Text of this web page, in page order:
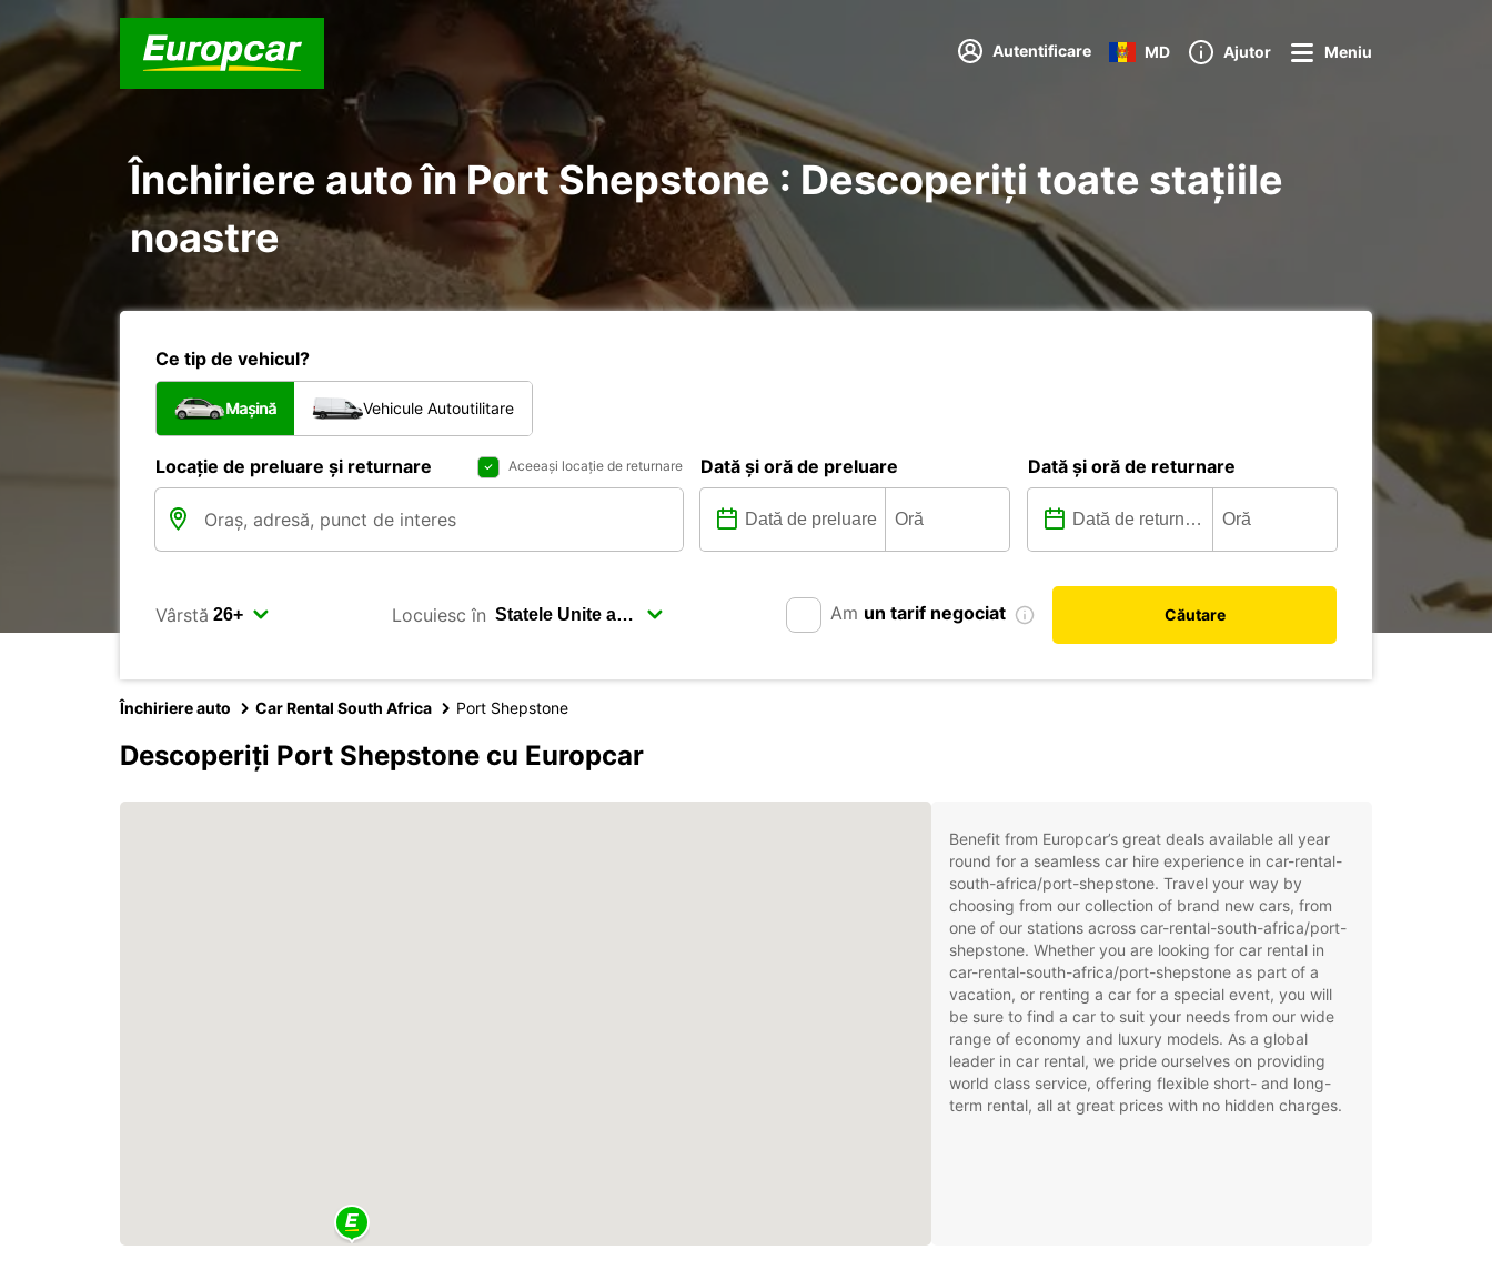
Autentificare MD Ajutor Meniu
Închiriere auto în Port Shepstone : Descoperiți toate stațiile
noastre
Ce tip de vehicul?
Mașină Vehicule Autoutilitare
Locație de preluare și returnare Aceeași locație de returnare Dată și oră de preluare Dată și oră de returnare
Vârstă Locuiesc în Am un tarif negociat Căutare
Închiriere auto Car Rental South Africa Port Shepstone
Descoperiți Port Shepstone cu Europcar
Benefit from Europcar’s great deals available all year
round for a seamless car hire experience in car-rental-
south-africa/port-shepstone. Travel your way by
choosing from our collection of brand new cars, from
one of our stations across car-rental-south-africa/port-
shepstone. Whether you are looking for car rental in
car-rental-south-africa/port-shepstone as part of a
vacation, or renting a car for a special event, you will
be sure to find a car to suit your needs from our wide
range of economy and luxury models. As a global
leader in car rental, we pride ourselves on providing
world class service, offering flexible short- and long-
term rental, all at great prices with no hidden charges.